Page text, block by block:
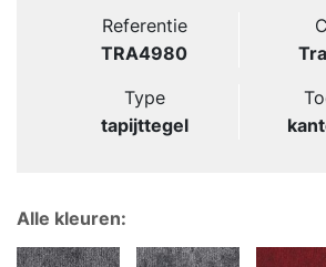
Referentie
TRA4980
Type
tapijttegel
Alle kleuren: